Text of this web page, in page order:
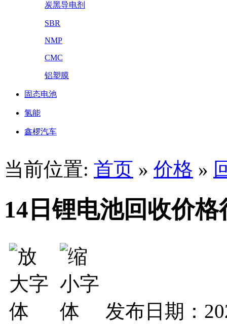
炭黑导电剂
SBR
NMP
CMC
铝塑膜
固态电池
氢能
鑫椤汽车
当前位置: 首页 » 价格 »
14日锂电池回收价格
发布日期：